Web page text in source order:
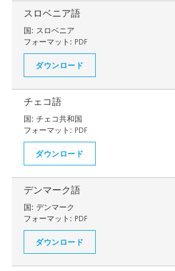
スロベニア語
国: スロベニア
フォーマット: PDF
ダウンロード
チェコ語
国: チェコ共和国
フォーマット: PDF
ダウンロード
デンマーク語
国: デンマーク
フォーマット: PDF
ダウンロード